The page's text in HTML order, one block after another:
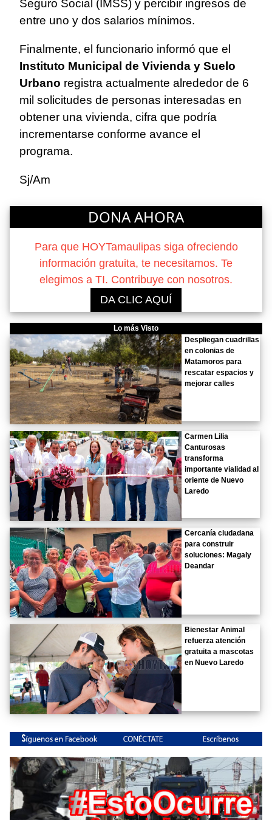
Seguro Social (IMSS) y percibir ingresos de
entre uno y dos salarios mínimos.
Finalmente, el funcionario informó que el
Instituto Municipal de Vivienda y Suelo
Urbano registra actualmente alrededor de 6
mil solicitudes de personas interesadas en
obtener una vivienda, cifra que podría
incrementarse conforme avance el
programa.
Sj/Am
DONA AHORA
Para que HOYTamaulipas siga ofreciendo
información gratuita, te necesitamos. Te
elegimos a TI. Contribuye con nosotros.
DA CLIC AQUÍ
Lo más Visto
Despliegan cuadrillas
en colonias de
Matamoros para
rescatar espacios y
mejorar calles
Carmen Lilia
Canturosas
transforma
importante vialidad al
oriente de Nuevo
Laredo
Cercanía ciudadana
para construir
soluciones: Magaly
Deandar
Bienestar Animal
refuerza atención
gratuita a mascotas
en Nuevo Laredo